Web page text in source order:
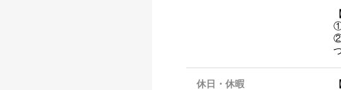
①
②
休日・休暇